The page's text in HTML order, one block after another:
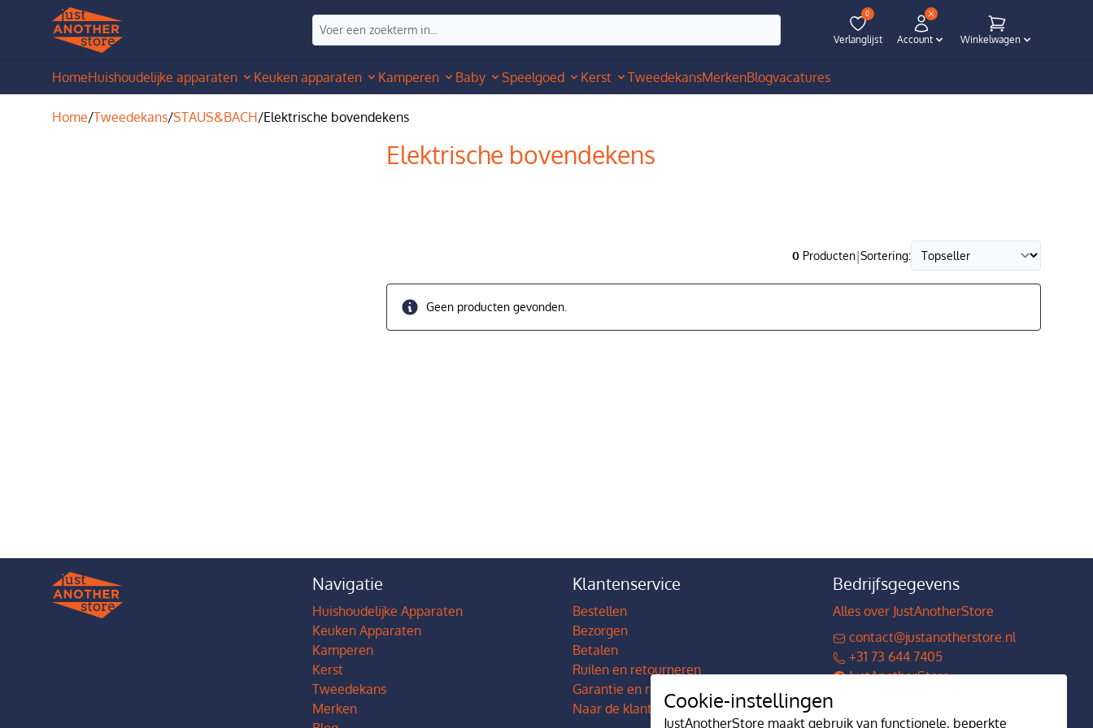
0
Verlanglijst Account Winkelwagen
HomeHuishoudelijke apparaten Keuken apparaten Kamperen Baby Speelgoed Kerst TweedekansMerkenBlogvacatures
Home/Tweedekans/STAUS&BACH/Elektrische bovendekens
Elektrische bovendekens
0 Producten|Sortering:
Geen producten gevonden.
Navigatie
Huishoudelijke Apparaten
Keuken Apparaten
Kamperen
Kerst
Tweedekans
Merken
Klantenservice
Bestellen
Bezorgen
Betalen
Ruilen en retourneren
Garantie en reparatie
Naar de klantenservice
Bedrijfsgegevens
Alles over JustAnotherStore
contact@justanotherstore.nl
+31 73 644 7405
JustAnotherStore
Cookie-instellingen
JustAnotherStore maakt gebruik van functionele, beperkte